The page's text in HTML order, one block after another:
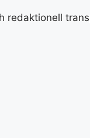
redaktionell